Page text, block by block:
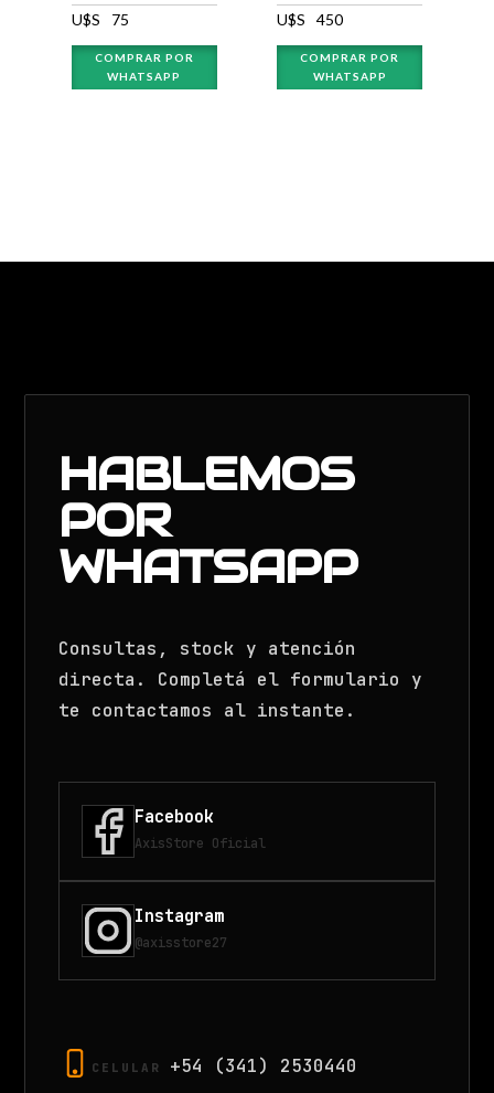
U$S⠀ 75
COMPRAR POR
WHATSAPP
U$S⠀450
COMPRAR POR
WHATSAPP
HABLEMOS
POR
WHATSAPP
Consultas, stock y atención
directa. Completá el formulario y
te contactamos al instante.
Facebook
AxisStore Oficial
Instagram
@axisstore27
CELULAR +54 (341) 2530440